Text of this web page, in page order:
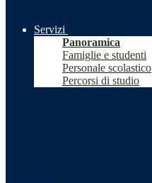
Servizi
Panoramica
Famiglie e studenti
Personale scolastico
Percorsi di studio